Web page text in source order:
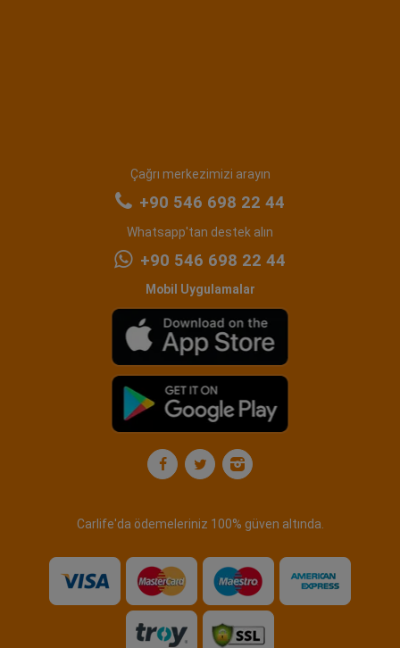
Çağrı merkezimizi arayın
+90 546 698 22 44
Whatsapp'tan destek alın
+90 546 698 22 44
Mobil Uygulamalar
Carlife'da ödemeleriniz 100% güven altında.